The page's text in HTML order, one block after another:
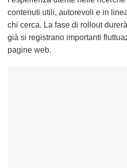
contenuti utili, autorevoli e in
chi cerca. La fase di rollout
già si registrano importanti
pagine web.